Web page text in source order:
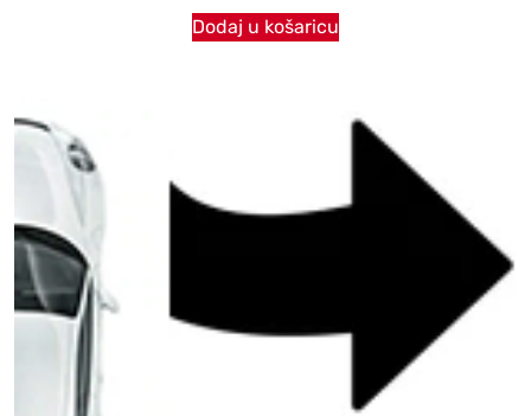
Dodaj u košaricu